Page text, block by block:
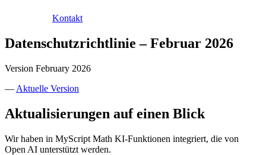
Kontakt
Datenschutzrichtlinie – Februar 2026
Version February 2026
— Aktuelle Version
Aktualisierungen auf einen Blick
Wir haben in MyScript Math KI-Funktionen integriert, die von
Open AI unterstützt werden.